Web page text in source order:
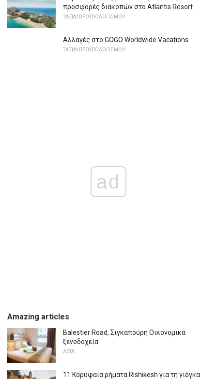
προσφορές διακοπών στο Atlantis Resort
ΤΑΞΊΔΙ ΠΡΟΫΠΟΛΟΓΙΣΜΟΎ
Αλλαγές στο GOGO Worldwide Vacations
ΤΑΞΊΔΙ ΠΡΟΫΠΟΛΟΓΙΣΜΟΎ
ad
Amazing articles
Balestier Road, Σιγκαπούρη Οικονομικά
ξενοδοχεία
ΑΣΊΑ
11 Κορυφαία ρήματα Rishikesh για τη γιόγκα